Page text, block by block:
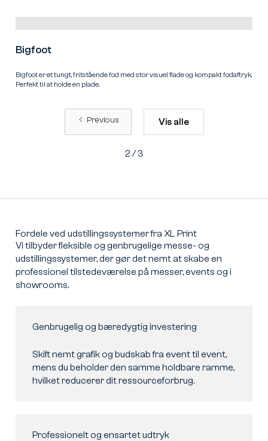
Bigfoot
Bigfoot er et tungt, fritstående fod med stor visuel flade og kompakt fodaftryk.
Perfekt til at holde en plade.
Previous Vis alle
2 / 3
Fordele ved udstillingssystemerfra XL Print
Vi tilbyder fleksible og genbrugelige messe- og
udstillingssystemer, der gør det nemt at skabe en
professionel tilstedeværelse på messer, events og i
showrooms.
Genbrugelig og bæredygtig investering
Skift nemt grafik og budskab fra event til event,
mens du beholder den samme holdbare ramme,
hvilket reducerer dit ressourceforbrug.
Professionelt og ensartet udtryk